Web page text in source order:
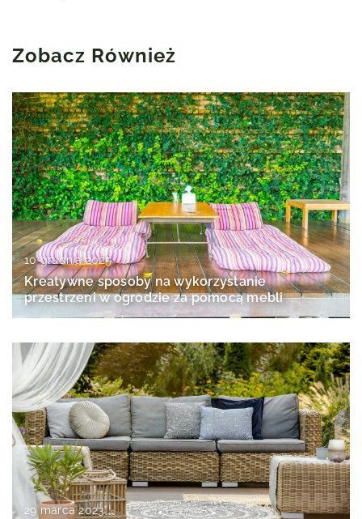
Zobacz Również
10 grudnia 2025
Kreatywne sposoby na wykorzystanie
przestrzeni w ogrodzie za pomocą mebli
29 marca 2023